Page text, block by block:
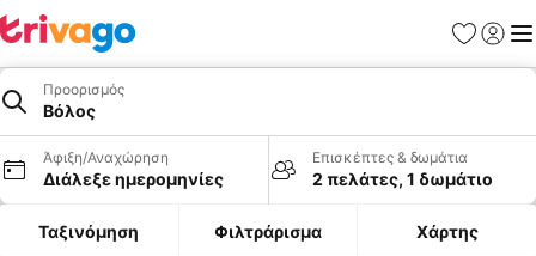
Προορισμός
Βόλος
Άφιξη/Αναχώρηση
Διάλεξε ημερομηνίες
Επισκέπτες & δωμάτια
2 πελάτες, 1 δωμάτιο
Ταξινόμηση Φιλτράρισμα Χάρτης